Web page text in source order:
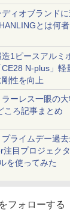
ィオブランドに
とは何者
造1ピースアルミ
CE28 N-plus」軽
性を向上
ラーレス一眼の
ころ記事まとめ
ライムデー過
注目プロジェクタ
を使ってみた
フォローする